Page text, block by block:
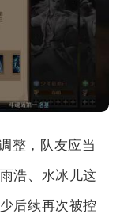
整，队友应当
浩、水冰儿这
后续再次被控